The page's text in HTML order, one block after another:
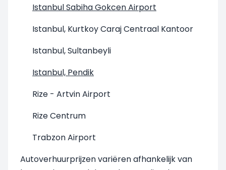
Istanbul Sabiha Gokcen Airport
Istanbul, Kurtkoy Caraj Centraal Kantoor
Istanbul, Sultanbeyli
Istanbul, Pendik
Rize - Artvin Airport
Rize Centrum
Trabzon Airport
Autoverhuurprijzen variëren afhankelijk van